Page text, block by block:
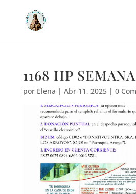
1168 HP
por Elena | Abr 11, 2025| 0